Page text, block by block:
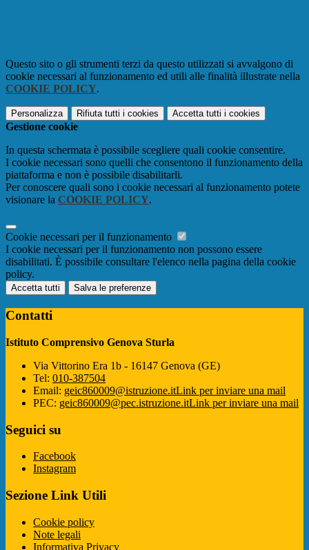
Questo sito o gli strumenti terzi da questo utilizzati si avvalgono di
cookie necessari al funzionamento ed utili alle finalità illustrate nella
COOKIE POLICY.
Personalizza Rifiuta tutti i cookies Accetta tutti i cookies
Gestione cookie
In questa schermata è possibile scegliere quali cookie consentire.
I cookie necessari sono quelli che consentono il funzionamento della
piattaforma e non è possibile disabilitarli.
Per conoscere quali sono i cookie necessari al funzionamento potete
visionare la COOKIE POLICY.
Cookie necessari per il funzionamento
I cookie necessari per il funzionamento non possono essere
disabilitati. È possibile consultare l'elenco nella pagina della cookie
policy.
Accetta tutti Salva le preferenze
Contatti
Istituto Comprensivo Genova Sturla
Via Vittorino Era 1b - 16147 Genova (GE)
Tel: 010-387504
Email: geic860009@istruzione.itLink per inviare una mail
PEC: geic860009@pec.istruzione.itLink per inviare una mail
Seguici su
Facebook
Instagram
Sezione Link Utili
Cookie policy
Note legali
Informativa Privacy